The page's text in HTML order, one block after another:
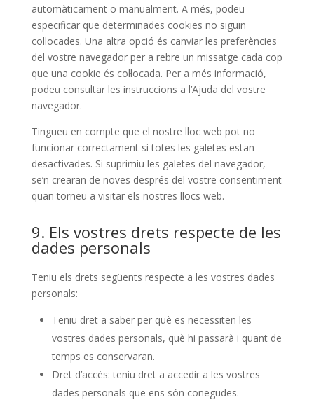
automàticament o manualment. A més, podeu
especificar que determinades cookies no siguin
col·locades. Una altra opció és canviar les preferències
del vostre navegador per a rebre un missatge cada cop
que una cookie és col·locada. Per a més informació,
podeu consultar les instruccions a l’Ajuda del vostre
navegador.
Tingueu en compte que el nostre lloc web pot no
funcionar correctament si totes les galetes estan
desactivades. Si suprimiu les galetes del navegador,
se’n crearan de noves després del vostre consentiment
quan torneu a visitar els nostres llocs web.
9. Els vostres drets respecte de les
dades personals
Teniu els drets següents respecte a les vostres dades
personals:
Teniu dret a saber per què es necessiten les
vostres dades personals, què hi passarà i quant de
temps es conservaran.
Dret d’accés: teniu dret a accedir a les vostres
dades personals que ens són conegudes.